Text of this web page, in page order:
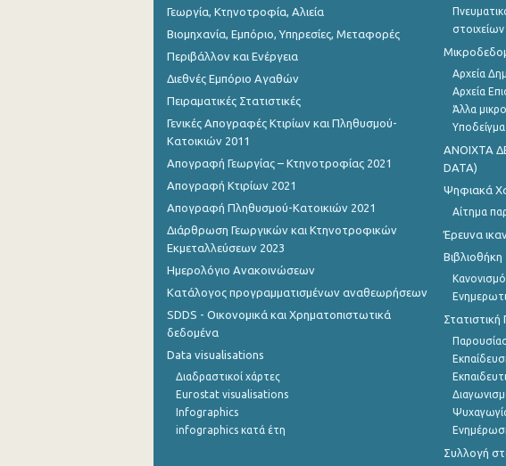
Ιουλίου 2023
Μαΐου 2023
Μαρτίου 2023
Ιανουαρίου 2023
Δεκεμβρίου 2022
Νοεμβρίου 2022
Σεπτεμβρίου 2022
Αυγούστου 2022
Ιουλίου 2022
Ιουνίου 2022
Γεωργία, Κτηνοτροφία, Αλιεία
Βιομηχανία, Εμπόριο, Υπηρεσίες, Μεταφορές
Περιβάλλον και Ενέργεια
Διεθνές Εμπόριο Αγαθών
Πειραματικές Στατιστικές
Γενικές Απογραφές Κτιρίων και Πληθυσμού-
Κατοικιών 2011
Απογραφή Γεωργίας – Κτηνοτροφίας 2021
Απογραφή Κτιρίων 2021
Απογραφή Πληθυσμού-Κατοικιών 2021
Διάρθρωση Γεωργικών και Κτηνοτροφικών
Εκμεταλλεύσεων 2023
Ημερολόγιο Ανακοινώσεων
Κατάλογος προγραμματισμένων αναθεωρήσεων
SDDS - Οικονομικά και Χρηματοπιστωτικά
δεδομένα
Data visualisations
Διαδραστικοί χάρτες
Eurostat visualisations
Infographics
infographics κατά έτη
στοιχείων
Αρχεία
Αρχεία
Άλλα
ANOIXTA
DATA)
Ψηφιακά
Αίτημα
Έρευνα
Βιβλιοθήκη
Στατιστική
Συλλογή